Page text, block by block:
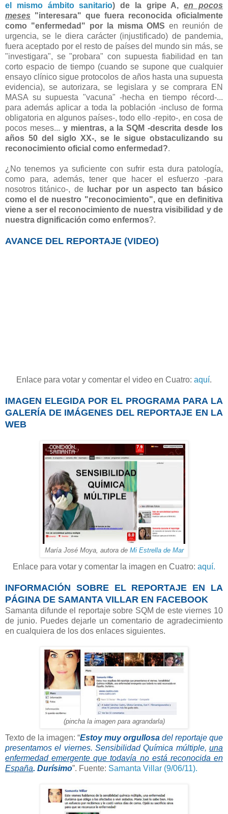
el mismo ámbito sanitario) de la gripe A,en pocos
meses "interesara" que fuera reconocida oficialmente
como "enfermedad" por la misma OMS en reunión de
urgencia, se le diera carácter (injustificado) de pandemia,
fuera aceptado por el resto de países del mundo sin más, se
"investigara", se "probara" con supuesta fiabilidad en tan
corto espacio de tiempo (cuando se supone que cualquier
ensayo clínico sigue protocolos de años hasta una supuesta
evidencia), se autorizara, se legislara y se comprara EN
MASA su supuesta "vacuna" -hecha en tiempo récord-...
para además aplicar a toda la población -incluso de forma
obligatoria en algunos países-, todo ello -repito-, en cosa de
pocos meses... y mientras, a la SQM -descrita desde los
años 50 del siglo XX-, se le sigue obstaculizando su
reconocimiento oficial como enfermedad?.
¿No tenemos ya suficiente con sufrir esta dura patología,
como para, además, tener que hacer el esfuerzo -para
nosotros titánico-, de
luchar por un aspecto tan básico
como el de nuestro "reconocimiento", que en definitiva
viene a ser el reconocimiento de nuestra visibilidad y de
nuestra dignificación como enfermos?.
AVANCE DEL REPORTAJE (VIDEO)
Enlace para votar y comentar el video en Cuatro: aquí.
IMAGEN ELEGIDA POR EL PROGRAMA PARA LA
GALERÍA DE IMÁGENES DEL REPORTAJE EN LA
WEB
María José Moya, autora de Mi Estrella de Mar
Enlace para votar y comentar la imagen en Cuatro: aquí.
INFORMACIÓN SOBRE EL REPORTAJE EN LA
PÁGINA DE SAMANTA VILLAR EN FACEBOOK
Samanta difunde el reportaje sobre SQM de este viernes 10
de junio. Puedes dejarle un comentario de agradecimiento
en cualquiera de los dos enlaces siguientes.
(pincha la imagen para agrandarla)
Texto de la imagen: “Estoy muy orgullosa del reportaje que
presentamos el viernes. Sensibilidad Química múltiple, una
enfermedad emergenteque todavía no está reconocida en
España. Durísimo”. Fuente: Samanta Villar (9/06/11).